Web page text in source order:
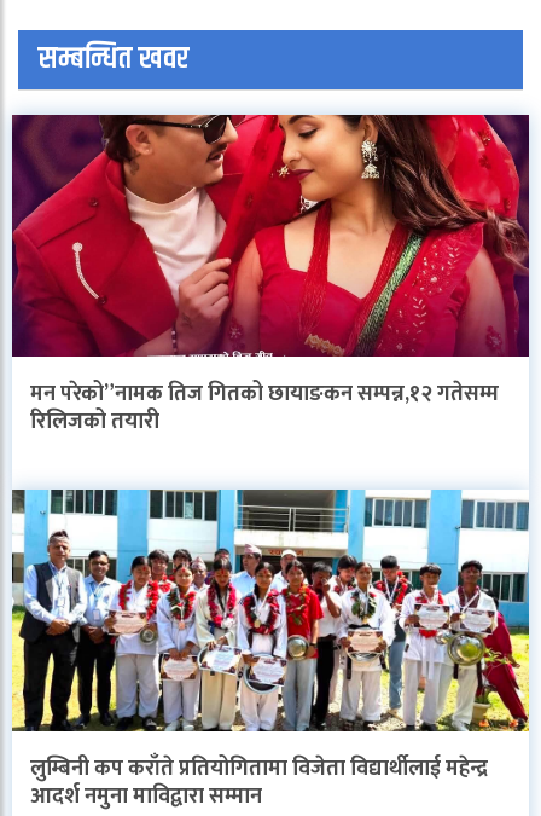
सम्बन्धित खवर
मन परेको”नामक तिज गितको छायाङकन सम्पन्न,१२ गतेसम्म
रिलिजको तयारी
लुम्बिनी कप कराँते प्रतियोगितामा विजेता विद्यार्थीलाई महेन्द्र
आदर्श नमुना माविद्वारा सम्मान